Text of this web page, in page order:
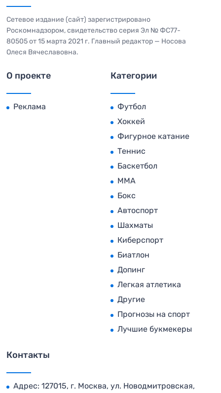
Сетевое издание (сайт) зарегистрировано
Роскомнадзором, свидетельство серия Эл № ФС77-
80505 от 15 марта 2021 г. Главный редактор — Носова
Олеся Вячеславовна.
О проекте
Реклама
Категории
Футбол
Хоккей
Фигурное катание
Теннис
Баскетбол
MMA
Бокс
Автоспорт
Шахматы
Киберспорт
Биатлон
Допинг
Легкая атлетика
Другие
Прогнозы на спорт
Лучшие букмекеры
Контакты
Адрес: 127015, г. Москва, ул. Новодмитровская,